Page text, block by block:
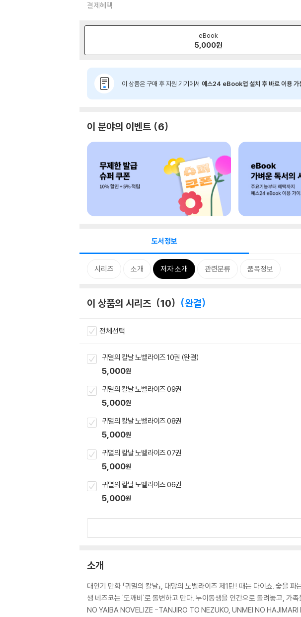
결제혜택
eBook
5,000원
이 상품은 구매 후 지원 기기에서 예스24 eBook앱 설치 후 바로 이용 가
이 분야의 이벤트 6
도서정보
시리즈 소개 저자 소개 관련분류 품목정보
이 상품의 시리즈 10 완결
전체선택
귀멸의 칼날 노벨라이즈 10권 (완결)
5,000원
귀멸의 칼날 노벨라이즈 09권
5,000원
귀멸의 칼날 노벨라이즈 08권
5,000원
귀멸의 칼날 노벨라이즈 07권
5,000원
귀멸의 칼날 노벨라이즈 06권
5,000원
소개
대인기 만화 「귀멸의 칼날」, 대망의 노벨라이즈 제1탄! 때는 다이쇼. 숯을
생 네즈코는 '도깨비'로 돌변하고 만다. 누이동생을 인간으로 돌려놓고,
NO YAIBA NOVELIZE -TANJIRO TO NEZUKO, UNMEI NO